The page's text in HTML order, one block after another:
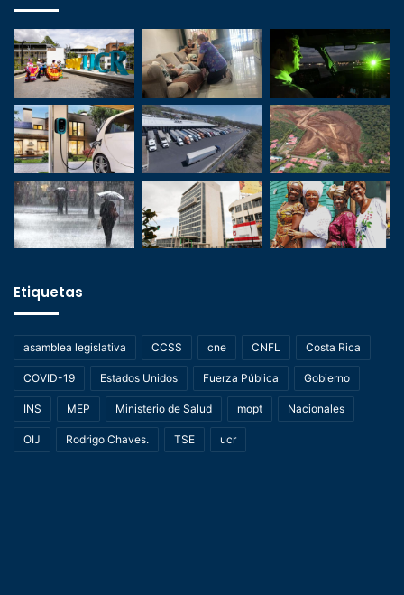
Etiquetas
asamblea legislativa CCSS cne CNFL Costa Rica
COVID-19 Estados Unidos Fuerza Pública Gobierno
INS MEP Ministerio de Salud mopt Nacionales
OIJ Rodrigo Chaves. TSE ucr